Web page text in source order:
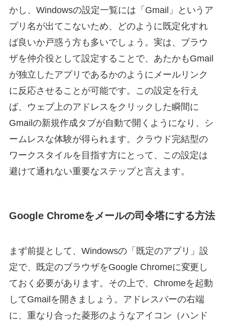
かし、Windowsの設定一覧には「Gmail」というア
プリ名が出てこないため、どのように既定化すれ
ば良いか戸惑う方も多いでしょう。実は、ブラウ
ザを仲介役として設定することで、あたかもGmail
が独立したアプリであるかのようにメールリンク
に反応させることが可能です。この設定を行え
ば、ウェブ上のアドレスをクリックした瞬間に
Gmailの新規作成タブが自動で開くようになり、シ
ームレスな体験が得られます。クラウド完結型の
ワークスタイルを目指す方にとって、この設定は
避けて通れない重要なステップと言えます。
Google Chromeをメールの司令塔にする方法
まず前提として、Windowsの「既定のアプリ」設
定で、既定のブラウザをGoogle Chromeに変更し
ておく必要があります。その上で、Chromeを起動
してGmailを開きましょう。アドレスバーの右端
に、重なり合った菱形のようなアイコン（ハンド